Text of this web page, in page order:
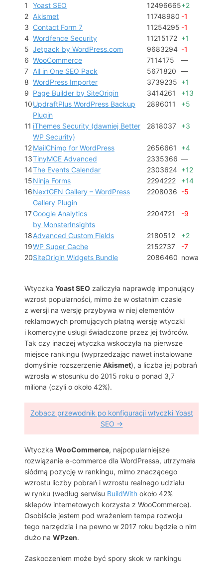
1
Yoast SEO 12496665+2
2 Akismet 11748980 -1
3 Contact Form 7 11254295 -1
4 Wordfence Security 11215172 +1
5 Jetpack by WordPress.com 9683294 -1
6 WooCommerce 7114175
—
7 All in One SEO Pack 5671820
—
8 WordPress Importer 3739235 +1
9 Page Builder by SiteOrigin 3414261
+13
10UpdraftPlus WordPress Backup
Plugin
2896011 +5
11 iThemes Security (dawniej Better
WP Security)
2818037 +3
12MailChimp for WordPress 2656661
+4
13TinyMCE Advanced 2335366 —
14The Events Calendar 2303624 +12
15Ninja Forms 2294222
+14
16NextGEN Gallery – WordPress
Gallery Plugin
2208036 -5
17Google Analytics
by MonsterInsights
2204721 -9
18Advanced Custom Fields 2180512
+2
19WP Super Cache 2152737
-7
20SiteOrigin Widgets Bundle 2086460 nowa
Wtyczka Yoast SEO zaliczyła naprawdę imponujący
wzrost popularności, mimo że w ostatnim czasie
z wersji na wersję przybywa w niej elementów
reklamowych promujących płatną wersję wtyczki
i komercyjne usługi świadczone przez jej twórców.
Tak czy inaczej wtyczka wskoczyła na pierwsze
miejsce rankingu (wyprzedzając nawet instalowane
domyślnie rozszerzenie Akismet), a liczba jej pobrań
wzrosła w stosunku do 2015 roku o ponad 3,7
miliona (czyli o około 42%).
Zobacz przewodnik po konfiguracji wtyczki Yoast
SEO →
Wtyczka WooCommerce, najpopularniejsze
rozwiązanie e-commerce dla WordPressa, utrzymała
siódmą pozycję w rankingu, mimo znaczącego
wzrostu liczby pobrań i wzrostu realnego udziału
w rynku (według serwisu BuildWith około 42%
sklepów internetowych korzysta z WooCommerce).
Osobiście jestem pod wrażeniem tempa rozwoju
tego narzędzia i na pewno w 2017 roku będzie o nim
dużo na WPzen.
Zaskoczeniem może być spory skok w rankingu